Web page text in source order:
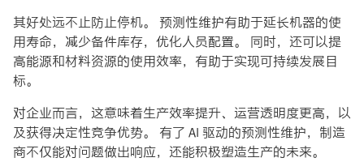
其好处远不止防止停机。 预测性维护有助于延长机器的使
用寿命，减少备件库存，优化人员配置。 同时，还可以提
高能源和材料资源的使用效率，有助于实现可持续发展目
标。
对企业而言，这意味着生产效率提升、运营透明度更高，以
及获得决定性竞争优势。 有了 AI 驱动的预测性维护，制造
商不仅能对问题做出响应，还能积极塑造生产的未来。